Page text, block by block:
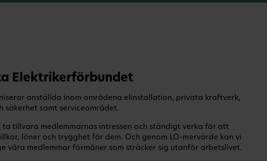
Elektrikerförbundet
anställda inom områdena elinstallation, privata kraftverk,
säkerhet samt serviceområdet.
tillvara medlemmarnas intressen och ständigt verka för att
löner och trygghet för dem. Och genom LO-mervärde kan vi
våra medlemmar förmåner som sträcker sig utanför arbetslivet.